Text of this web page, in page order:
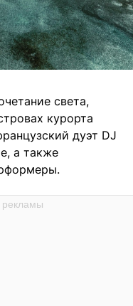
света,
курорта
дуэт DJ
а также